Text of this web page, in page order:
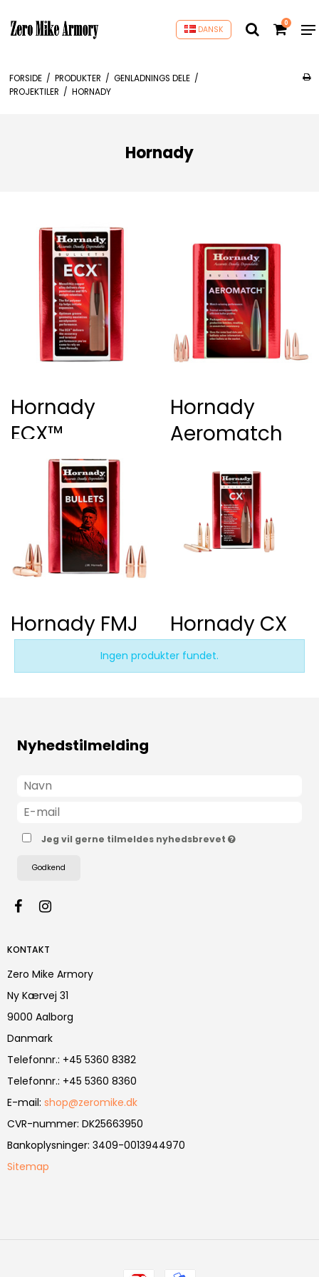
DANSK
0
FORSIDE / PRODUKTER / GENLADNINGS DELE /
PROJEKTILER / HORNADY
Hornady
Hornady
ECX™
Hornady
Aeromatch
Hornady FMJ Hornady CX
Ingen produkter fundet.
Nyhedstilmelding
Jeg vil gerne tilmeldes nyhedsbrevet
Godkend
KONTAKT
Zero Mike Armory
Ny Kærvej 31
9000 Aalborg
Danmark
Telefonnr.: +45 5360 8382
Telefonnr.: +45 5360 8360
E-mail: shop@zeromike.dk
CVR-nummer: DK25663950
Bankoplysninger: 3409-0013944970
Sitemap